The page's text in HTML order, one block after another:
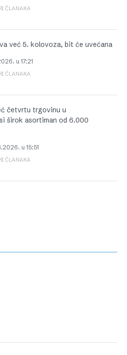
ČLANAKA
već 5. kolovoza, bit će uvećana
u 17:21
ČLANAKA
četvrtu trgovinu u
širok asortiman od 6.000
u 15:51
ČLANAKA